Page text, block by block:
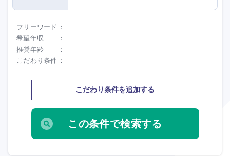
フリーワード
希望年収
推奨年齢
こだわり条件
こだわり条件を追加する